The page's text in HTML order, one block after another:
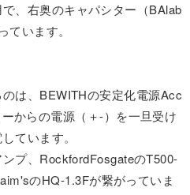
、右奥のキャパシター（BAlab
います。
は、BEWITHの安定化電源Acc
からの電源（＋-）を一旦受け
ています。
プ、RockfordFosgateのT500-
のHQ-1.3Fが繋がっていま